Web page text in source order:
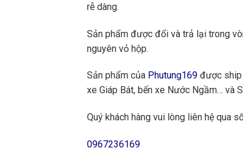
rễ dàng.
Sản phẩm được đổi và trả lại trong
nguyên vỏ hộp.
Sản phẩm của Phutung169 được ship
xe Giáp Bát, bến xe Nước Ngầm… và
Quý khách hàng vui lòng liên hệ qua
0967236169